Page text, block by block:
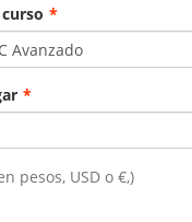
*
*
pesos, USD o €,)